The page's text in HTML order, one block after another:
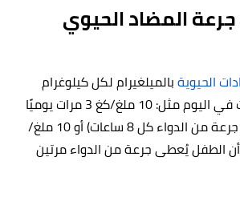
المضاد الحيوي
الحيويةبالميلغيرام لكل كيلوغرام
متبوعة بعدد الجرعات في اليوم مثل: 10 ملغ/كغ 3 مرات يوميًا
(أي أن الطفل يُعطى جرعة من الدواء كل 8 ساعات) أو 10 ملغ/
(أي أن الطفل يُعطى جرعة من الدواء مرتين